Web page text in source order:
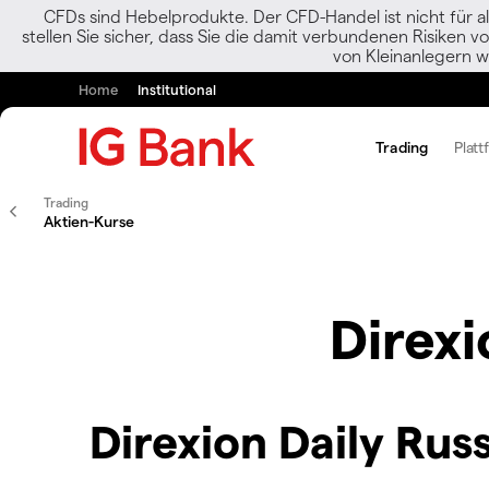
CFDs sind Hebelprodukte. Der CFD-Handel ist nicht für
stellen Sie sicher, dass Sie die damit verbundenen Risiken
von Kleinanlegern
Home Institutional
Trading
Trading
Aktien-Kurse
Direxion Daily